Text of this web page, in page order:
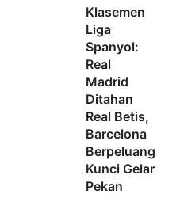
Klasemen
Liga
Spanyol:
Real
Madrid
Ditahan
Real Betis,
Barcelona
Berpeluang
Kunci Gelar
Pekan